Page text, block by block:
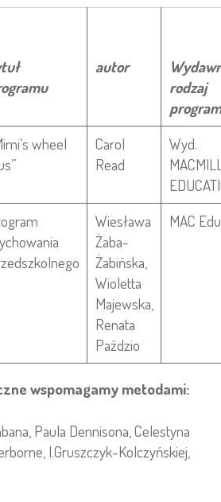
autor
rodzaj
wheel
Carol
Read
Wyd.
Wiesława
Żaba-
Żabińska,
Wioletta
Majewska,
Renata
Paździo
MAC
wspomagamy metodami:
Paula Dennisona, Celestyna
I.Gruszczyk-Kolczyńskiej,